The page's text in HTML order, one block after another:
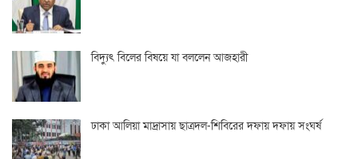
বিদ্যুৎ বিলের বিষয়ে যা বললেন আজহারী
ঢাকা আলিয়া মাদ্রাসায় ছাত্রদল-শিবিরের দফায় দফায় সংঘর্ষ